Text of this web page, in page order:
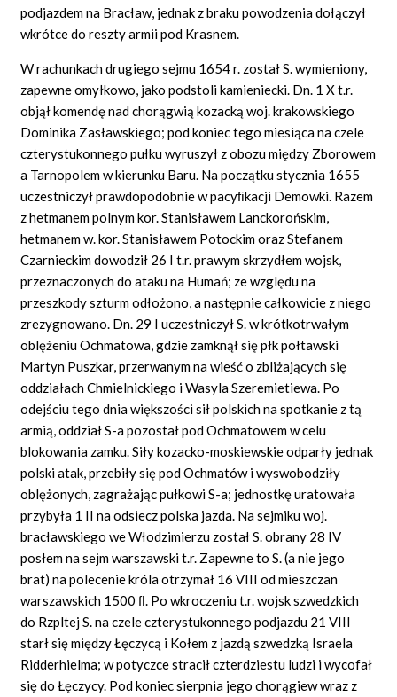
podjazdem na Bracław, jednak z braku powodzenia dołączył
wkrótce do reszty armii pod Krasnem.
W rachunkach drugiego sejmu 1654 r. został S. wymieniony,
zapewne omyłkowo, jako podstoli kamieniecki. Dn. 1 X t.r.
objął komendę nad chorągwią kozacką woj. krakowskiego
Dominika Zasławskiego; pod koniec tego miesiąca na czele
czterystukonnego pułku wyruszył z obozu między Zborowem
a Tarnopolem w kierunku Baru. Na początku stycznia 1655
uczestniczył prawdopodobnie w pacyﬁkacji Demowki. Razem
z hetmanem polnym kor. Stanisławem Lanckorońskim,
hetmanem w. kor. Stanisławem Potockim oraz Stefanem
Czarnieckim dowodził 26 I t.r. prawym skrzydłem wojsk,
przeznaczonych do ataku na Humań; ze względu na
przeszkody szturm odłożono, a następnie całkowicie z niego
zrezygnowano. Dn. 29 I uczestniczył S. w krótkotrwałym
oblężeniu Ochmatowa, gdzie zamknął się płk połtawski
Martyn Puszkar, przerwanym na wieść o zbliżających się
oddziałach Chmielnickiego i Wasyla Szeremietiewa. Po
odejściu tego dnia większości sił polskich na spotkanie z tą
armią, oddział S-a pozostał pod Ochmatowem w celu
blokowania zamku. Siły kozacko-moskiewskie odparły jednak
polski atak, przebiły się pod Ochmatów i wyswobodziły
oblężonych, zagrażając pułkowi S-a; jednostkę uratowała
przybyła 1 II na odsiecz polska jazda. Na sejmiku woj.
bracławskiego we Włodzimierzu został S. obrany 28 IV
posłem na sejm warszawski t.r. Zapewne to S. (a nie jego
brat) na polecenie króla otrzymał 16 VIII od mieszczan
warszawskich 1500 ﬂ. Po wkroczeniu t.r. wojsk szwedzkich
do Rzpltej S. na czele czterystukonnego podjazdu 21 VIII
starł się między Łęczycą i Kołem z jazdą szwedzką Israela
Ridderhielma; w potyczce stracił czterdziestu ludzi i wycofał
się do Łęczycy. Pod koniec sierpnia jego chorągiew wraz z